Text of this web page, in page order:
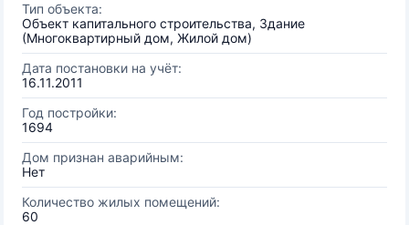
Тип объекта:
Объект капитального строительства, Здание
(Многоквартирный дом, Жилой дом)
Дата постановки на учёт:
16.11.2011
Год постройки:
1694
Дом признан аварийным:
Нет
Количество жилых помещений:
60